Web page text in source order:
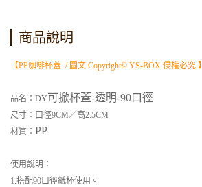
商品說明
【PP咖啡杯蓋 / 圖文 Copyright© YS-BOX 侵權必究 】
品名：DY可掀杯蓋-透明-90口徑
尺寸：口徑9CM／高2.5CM
材質： PP
使用說明：
1.搭配90口徑紙杯使用。